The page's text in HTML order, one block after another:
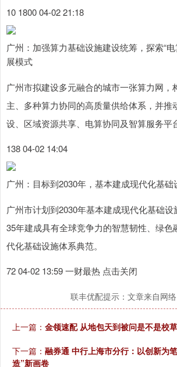
10 1800 04-02 21:18
广州：加强算力基础设施建设统筹，探索“
展模式
广州市拟建设多元融合的城市一张算力网，
主、多种算力协同的高质量供给体系，并推
设、区域资源共享、电算协同及智算服务平
138 04-02 14:04
广州：目标到2030年，基本建成现代化基础
广州市计划到2030年基本建成现代化基础
35年建成具有全球竞争力的智慧韧性、绿色
代化基础设施体系典范。
72 04-02 13:59 一财最热 点击关闭
联丰优配提示：文章来自网络
上一篇： 金领速配 从地包天到被问是不是校草
下一篇： 融券通 中行上海市分行：以创新为
造”新画卷